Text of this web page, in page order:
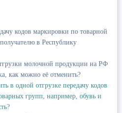
кодов маркировки по товарной
в Республику
молочной продукции на РФ
как можно её отменить?
в одной отгрузке передачу кодов
групп, например, обувь и